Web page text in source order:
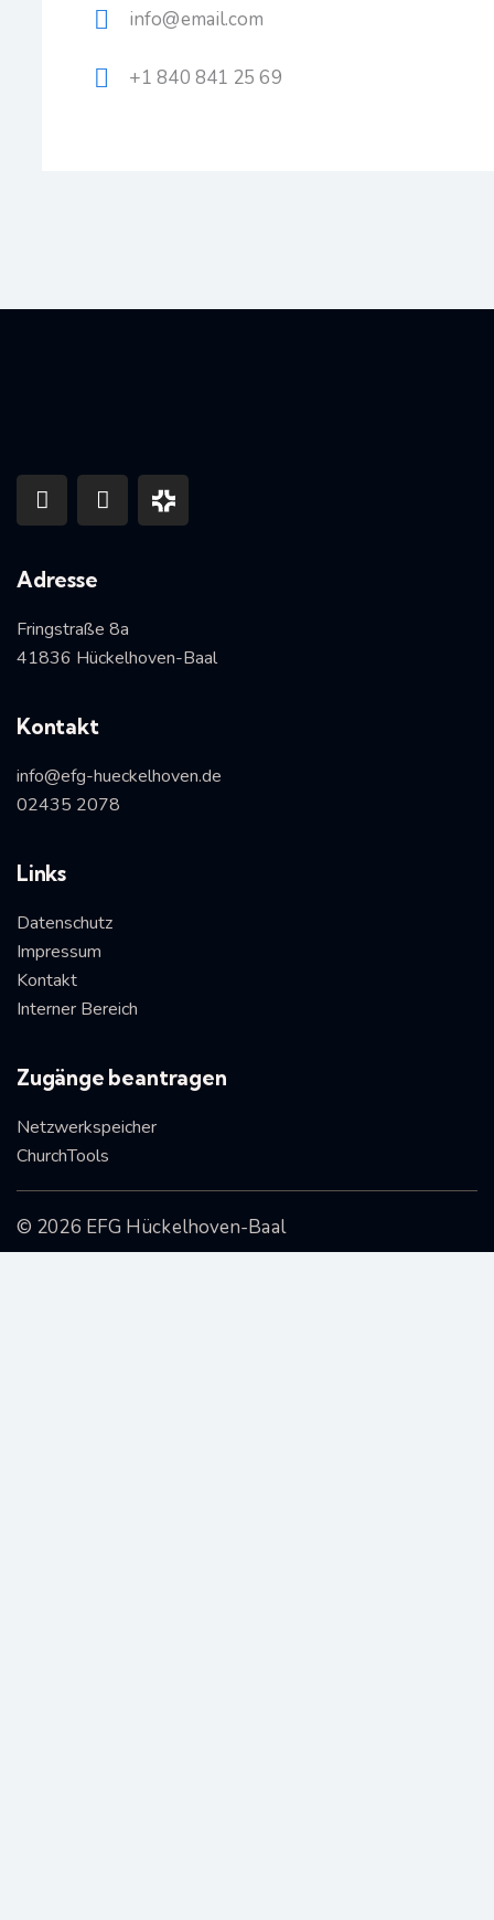
info@email.com
+1 840 841 25 69
Adresse
Fringstraße 8a
41836 Hückelhoven-Baal
Kontakt
info@efg-hueckelhoven.de
02435 2078
Links
Datenschutz
Impressum
Kontakt
Interner Bereich
Zugänge beantragen
Netzwerkspeicher
ChurchTools
© 2026 EFG Hückelhoven-Baal